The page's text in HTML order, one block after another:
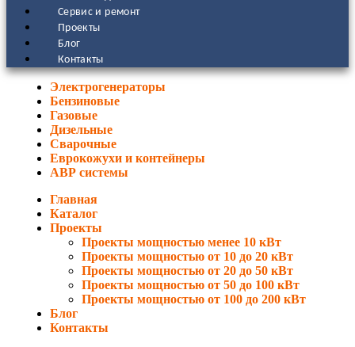
Сервис и ремонт
Проекты
Блог
Контакты
Электрогенераторы
Бензиновые
Газовые
Дизельные
Сварочные
Еврокожухи и контейнеры
АВР системы
Главная
Каталог
Проекты
Проекты мощностью менее 10 кВт
Проекты мощностью от 10 до 20 кВт
Проекты мощностью от 20 до 50 кВт
Проекты мощностью от 50 до 100 кВт
Проекты мощностью от 100 до 200 кВт
Блог
Контакты